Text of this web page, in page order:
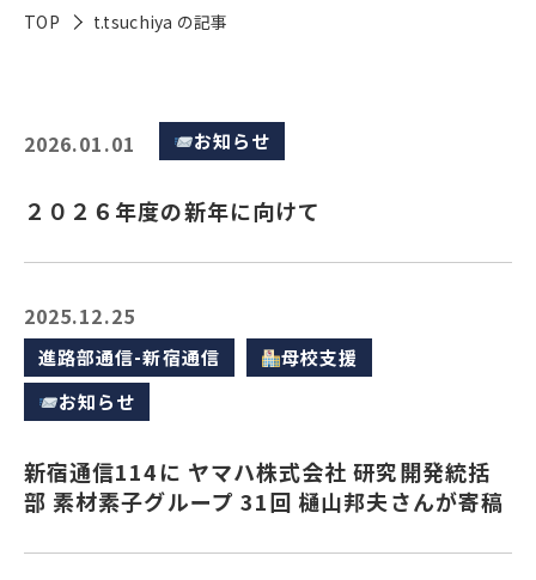
TOP t.tsuchiya の記事
2026.01.01 お知らせ
２０２６年度の新年に向けて
2025.12.25
進路部通信-新宿通信
母校支援
お知らせ
新宿通信114に ヤマハ株式会社 研究開発統括
部 素材素子グループ 31回 樋山邦夫さんが寄稿